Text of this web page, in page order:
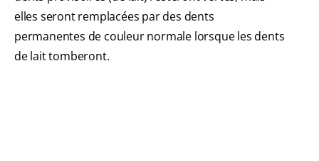
elles seront remplacées par des dents
permanentes de couleur normale lorsque les dents
de lait tomberont.